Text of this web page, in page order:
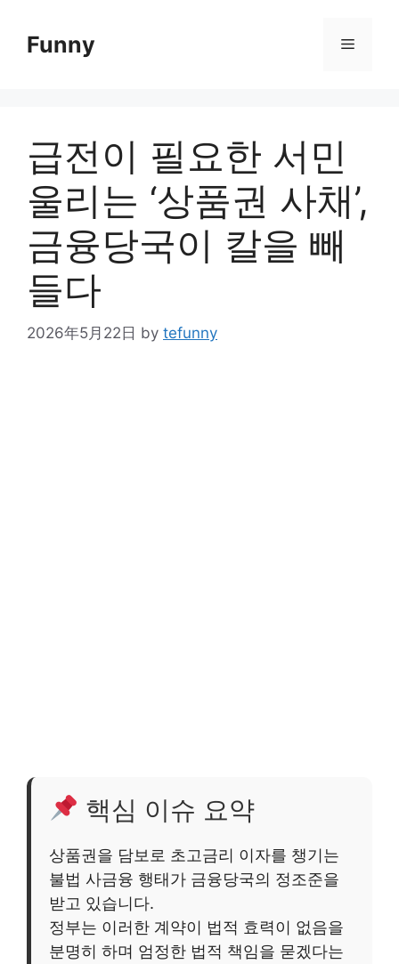
contentFunny Menu
급전이 필요한 서민
울리는 ‘상품권 사채’,
금융당국이 칼을 빼
들다
2026年5月22日 by tefunny
핵심 이슈 요약
상품권을 담보로 초고금리 이자를 챙기는
불법 사금융 행태가 금융당국의 정조준을
받고 있습니다.
정부는 이러한 계약이 법적 효력이 없음을
분명히 하며 엄정한 법적 책임을 묻겠다는